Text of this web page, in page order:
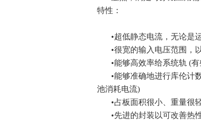
特性：
•超低静态电流，无论是
•很宽的输入电压范围，
•能够高效率给系统轨 (
•能够准确地进行库伦计
池消耗电流)
•占板面积很小、重量很
•先进的封装以可改善热